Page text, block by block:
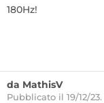
180Hz!
da MathisV
Pubblicato il 19/12/23.